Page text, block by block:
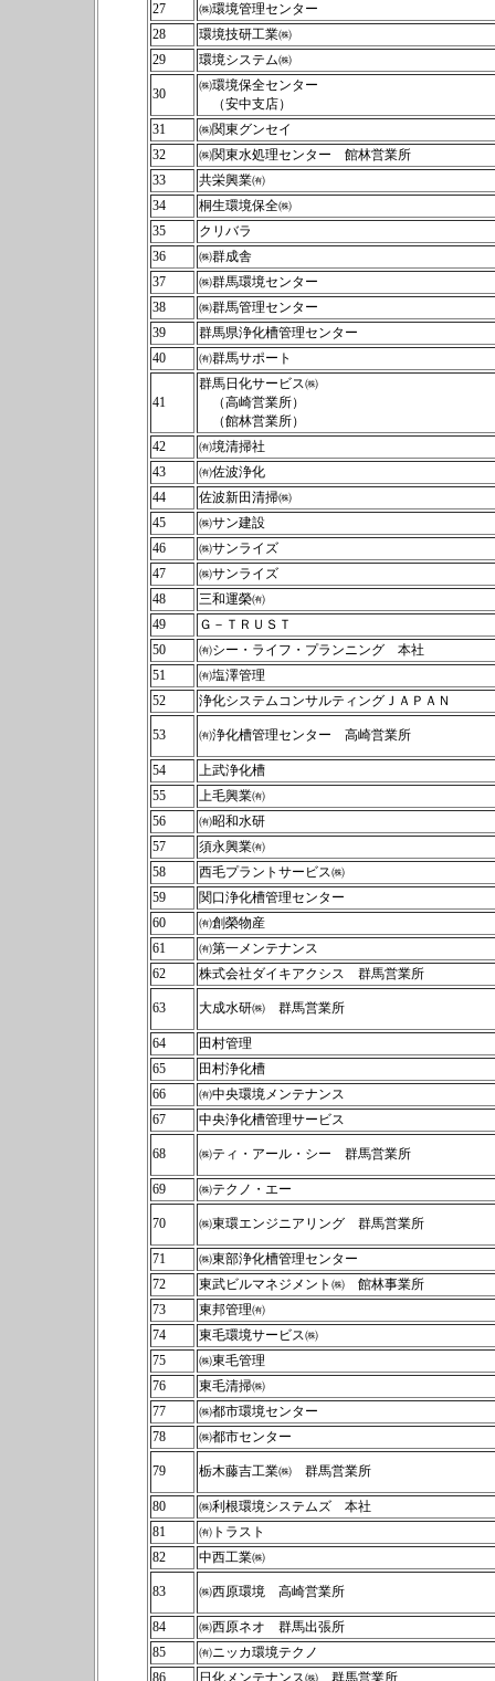
27
㈱環境管理センター
28
環境技研工業㈱
29
環境システム㈱
30
㈱環境保全センター
（安中支店）
31
㈱関東グンセイ
32
㈱関東水処理センター 館林営業所
33
共栄興業㈲
34
桐生環境保全㈱
35
クリバラ
36
㈱群成舎
37
㈱群馬環境センター
38
㈱群馬管理センター
39
群馬県浄化槽管理センター
40
㈲群馬サポート
41
群馬日化サービス㈱
（高崎営業所）
（館林営業所）
42
㈲境清掃社
43
㈲佐波浄化
44
佐波新田清掃㈱
45
㈱サン建設
46
㈱サンライズ
47
㈱サンライズ
48
三和運榮㈲
49
Ｇ－ＴＲＵＳＴ
50
㈲シー・ライフ・プランニング 本社
51
㈲塩澤管理
52
浄化システムコンサルティングＪＡＰＡＮ
53 ㈲浄化槽管理センター 高崎営業所
54
上武浄化槽
55
上毛興業㈲
56
㈲昭和水研
57
須永興業㈲
58
西毛プラントサービス㈱
59
関口浄化槽管理センター
60
㈲創榮物産
61
㈲第一メンテナンス
62
株式会社ダイキアクシス 群馬営業所
63 大成水研㈱ 群馬営業所
64
田村管理
65
田村浄化槽
66
㈲中央環境メンテナンス
67
中央浄化槽管理サービス
68 ㈱ティ・アール・シー 群馬営業所
69 ㈱テクノ・エー
70 ㈱東環エンジニアリング 群馬営業所
71
㈱東部浄化槽管理センター
72
東武ビルマネジメント㈱ 館林事業所
73
東邦管理㈲
74
東毛環境サービス㈱
75
㈱東毛管理
76
東毛清掃㈱
77
㈱都市環境センター
78
㈱都市センター
79 栃木藤吉工業㈱ 群馬営業所
80
㈱利根環境システムズ 本社
81
㈲トラスト
82
中西工業㈱
83 ㈱西原環境 高崎営業所
84
㈱西原ネオ 群馬出張所
85
㈲ニッカ環境テクノ